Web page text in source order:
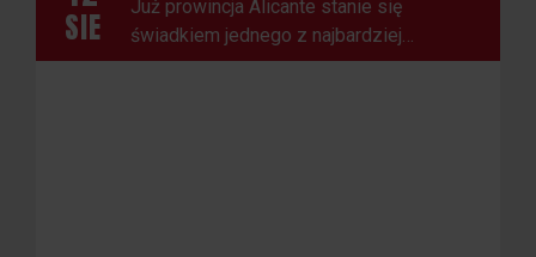
SIE
Już prowincja Alicante stanie się
świadkiem jednego z najbardziej
spektakularnych zjawisk astronomicznych